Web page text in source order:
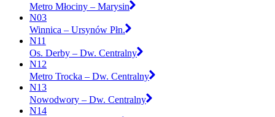
Metro Młociny – Marysin
N03
Winnica – Ursynów Płn.
N11
Os. Derby – Dw. Centralny
N12
Metro Trocka – Dw. Centralny
N13
Nowodwory – Dw. Centralny
N14